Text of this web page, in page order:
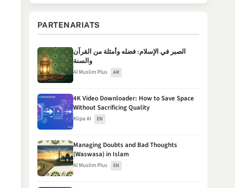
PARTENARIATS
الصبر في الإسلام: فضله وأمثلة من القرآن
والسنة
Al Muslim Plus AR
4K Video Downloader: How to Save Space
Without Sacrificing Quality
Klipa AI EN
Managing Doubts and Bad Thoughts
(Waswasa) in Islam
Al Muslim Plus EN